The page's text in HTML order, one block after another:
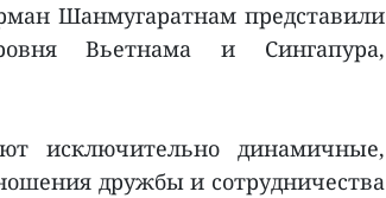
Шанмугаратнам представили
Вьетнама и Сингапура,
исключительно динамичные,
дружбы и сотрудничества